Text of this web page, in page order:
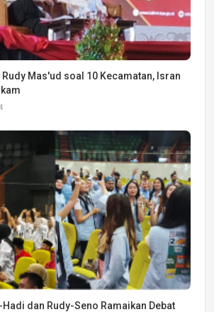
Mas'ud soal 10 Kecamatan, Isran
dan Rudy-Seno Ramaikan Debat